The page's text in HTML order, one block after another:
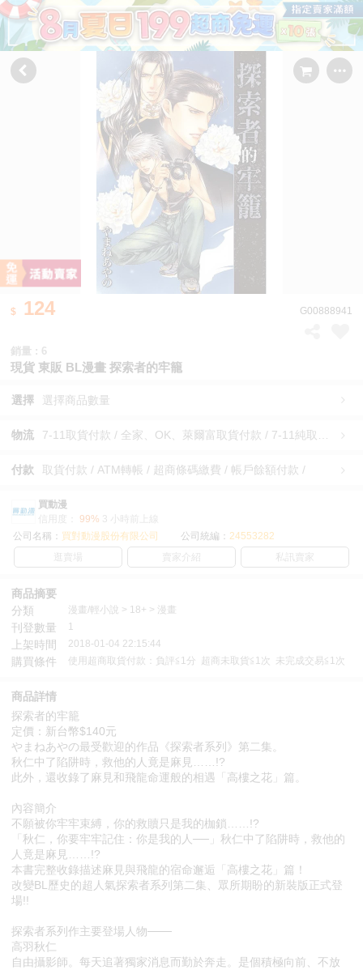
124 G00888941
銷量 : 6
現貨 東販 BL漫畫 探索者的牢籠
選擇 選擇商品數量
物流
付款 取貨付款 / ATM轉帳 / 超商條碼繳費 / 帳戶餘額付款 /
買動漫
信用度：
99% 3 小時前上線
公司名稱： 買對動漫股份有限公司 公司統編： 24553282
逛賣場
賣家介紹 私訊賣家
商品摘要
分類
漫畫/輕小說 > 18+ > 漫畫
刊登數量 1
上架時間 2018-01-04 22:15:44
購買條件 使用超商取貨付款：負評≦1分 超商未取貨≦1次 未完成交易≦1次
商品詳情
探索者的牢籠
定價：新台幣$140元
やまねあやの最受歡迎的作品《探索者系列》第二集。
秋仁中了陷阱時，救他的人竟是麻見……!?
此外，還收錄了麻見和飛龍命運般的相遇「高樓之花」篇。
內容簡介
不願被你牢牢束縛，你的救贖只是我的枷鎖……!?
「秋仁，你要牢牢記住：你是我的人──」秋仁中了陷阱時，救他的
人竟是麻見……!?
本書完整收錄描述麻見與飛龍的宿命邂逅「高樓之花」篇！
改變BL歷史的超人氣探索者系列第二集、眾所期盼的新裝版正式登
場!!
探索者系列作主要登場人物───
高羽秋仁
自由攝影師。每天追著獨家消息而勤於奔走。是個積極向前、不放